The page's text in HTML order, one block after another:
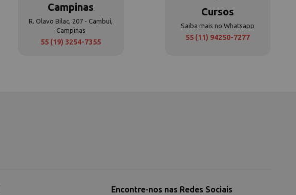
Campinas
R. Olavo Bilac, 207 - Cambuí,
Campinas
55 (19) 3254-7355
Cursos
Saiba mais no Whatsapp
55 (11) 94250-7277
Encontre-nos nas Redes Sociais